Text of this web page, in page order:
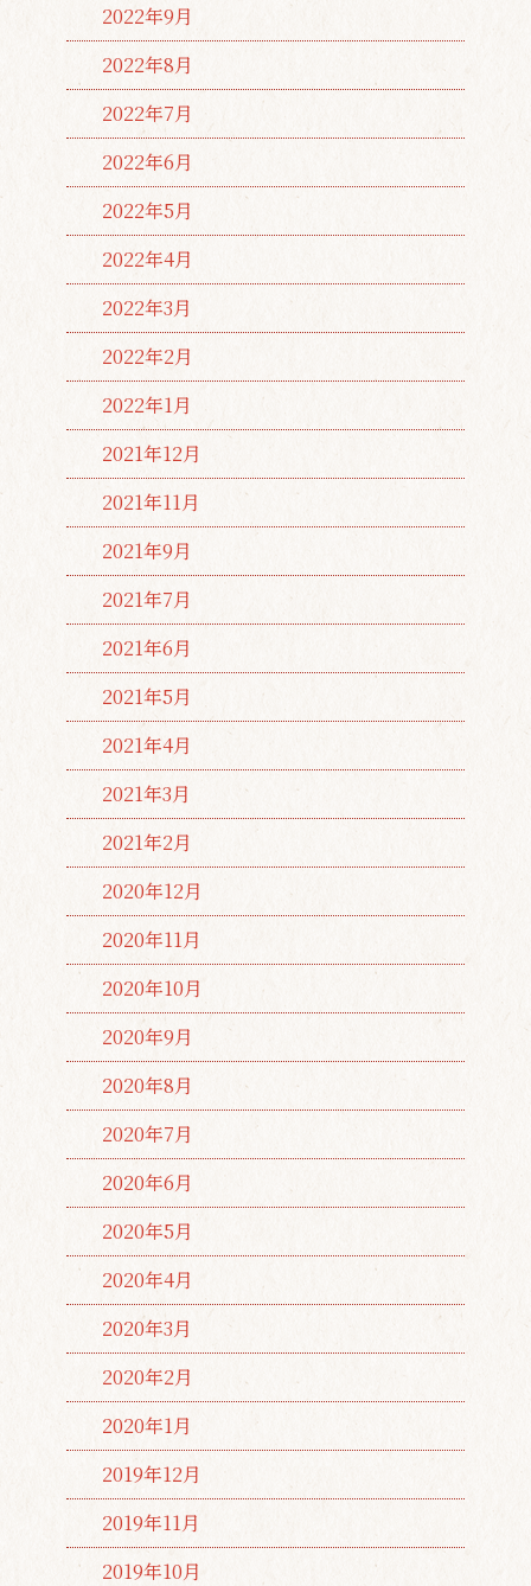
2022年9月
2022年8月
2022年7月
2022年6月
2022年5月
2022年4月
2022年3月
2022年2月
2022年1月
2021年12月
2021年11月
2021年9月
2021年7月
2021年6月
2021年5月
2021年4月
2021年3月
2021年2月
2020年12月
2020年11月
2020年10月
2020年9月
2020年8月
2020年7月
2020年6月
2020年5月
2020年4月
2020年3月
2020年2月
2020年1月
2019年12月
2019年11月
2019年10月